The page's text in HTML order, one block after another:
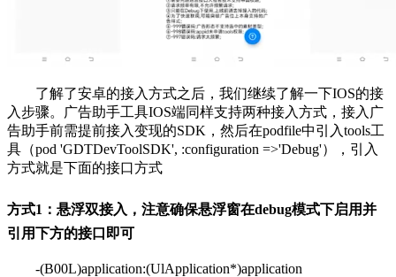
了解了安卓的接入方式之后，我们继续了解一下IOS的接
入步骤。广告助手工具IOS端同样支持两种接入方式，接入广
告助手前需提前接入变现的SDK，然后在podfile中引入tools工
具（pod 'GDTDevToolSDK', :configuration =>'Debug'），引入
方式就是下面的接口方式
方式1：悬浮双接入，注意确保悬浮窗在debug模式下启用并
引用下方的接口即可
-(B00L)application:(UlApplication*)application